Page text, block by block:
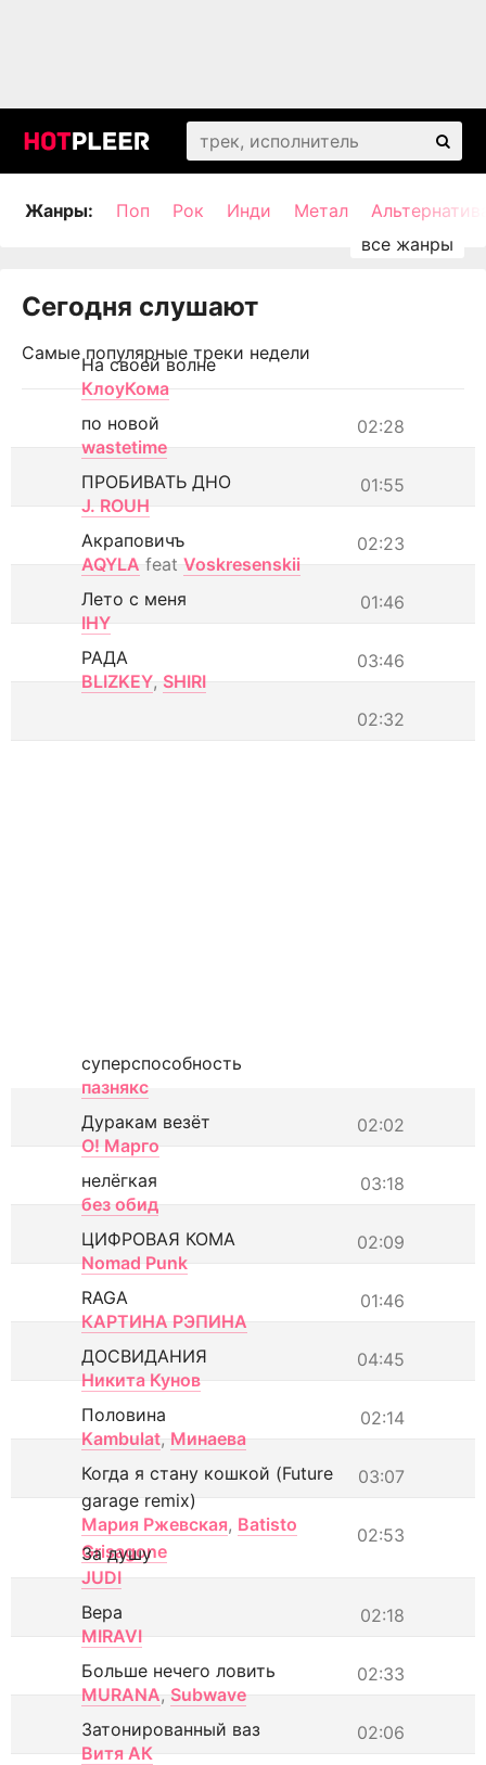
Жанры: Поп Рок Инди Метал
Сегодня слушают
Самые популярные треки недели
На своей волне
КлоуКома
02:28
по новой
wastetime
01:55
ПРОБИВАТЬ ДНО
J. ROUH
02:23
Акраповичъ
AQYLA feat Voskresenskii
01:46
Лето с меня
IHY
03:46
РАДА
BLIZKEY, SHIRI
02:32
суперспособность
пазнякс
02:02
Дуракам везёт
О! Марго
03:18
нелёгкая
без обид
02:09
ЦИФРОВАЯ КОМА
Nomad Punk
01:46
RAGA
КАРТИНА РЭПИНА
04:45
ДОСВИДАНИЯ
Никита Кунов
02:14
Половина
Kambulat, Минаева
03:07
Когда я стану кошкой (Future
garage remix)
Мария Ржевская, Batisto
Grisagone
02:53
За душу
JUDI
02:18
Вера
MIRAVI
02:33
Больше нечего ловить
MURANA, Subwave
02:06
Затонированный ваз
Витя АК